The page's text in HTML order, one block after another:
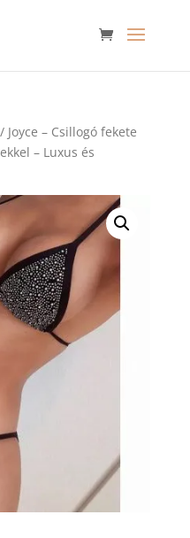
Joyce – Csillogó fekete
– Luxus és